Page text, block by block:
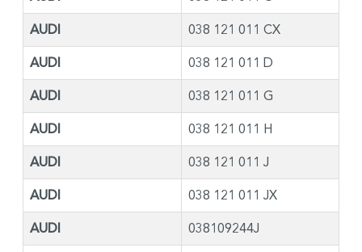
AUDI 038 121 011 CX
AUDI 038 121 011 D
AUDI 038 121 011 G
AUDI 038 121 011 H
AUDI 038 121 011 J
AUDI 038 121 011 JX
AUDI 038109244J